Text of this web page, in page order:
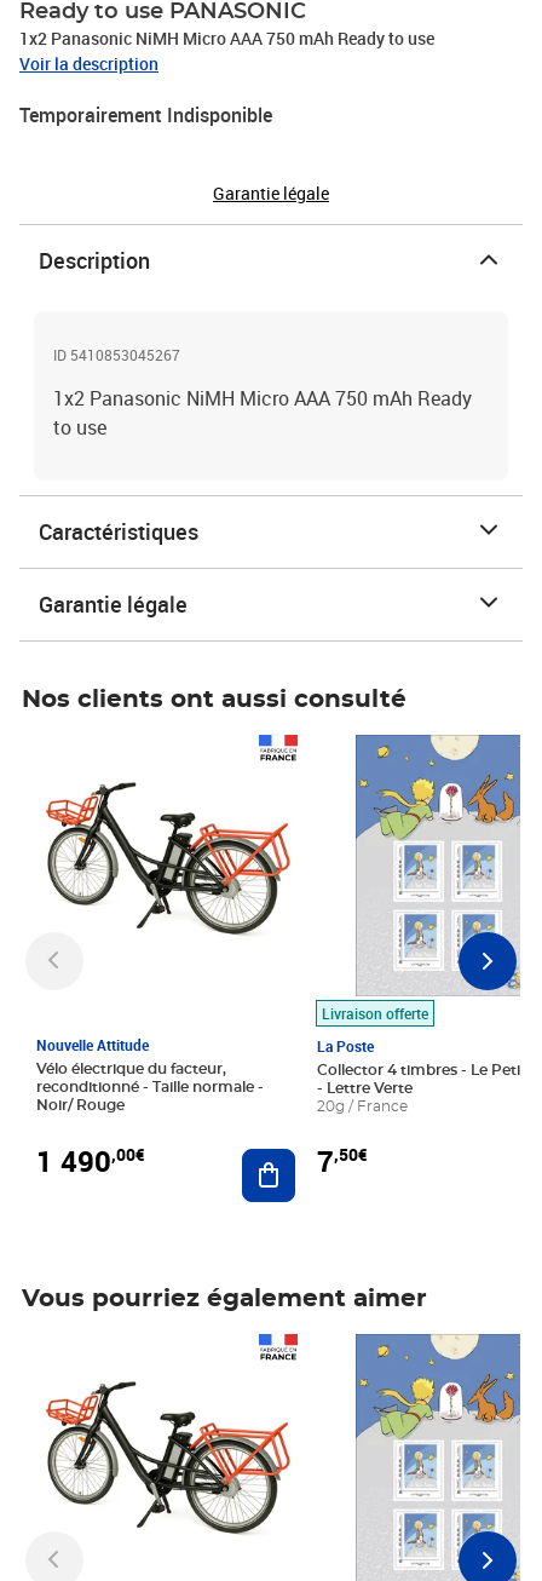
Ready to use PANASONIC
1x2 Panasonic NiMH Micro AAA 750 mAh Ready to use
Voir la description
Temporairement Indisponible
Garantie légale
Description
ID 5410853045267
1x2 Panasonic NiMH Micro AAA 750 mAh Ready
to use
Caractéristiques
Garantie légale
Nos clients ont aussi consulté
Nouvelle Attitude
Vélo électrique du facteur,
reconditionné - Taille normale -
Noir/ Rouge
1 490,00€ Ajouter au panier
Livraison offerte
La Poste
Collector 4 timbres - Le Petit
- Lettre Verte
20g / France
7,50€
Prix 7,50€
Vous pourriez également aimer
Prix 7,50€